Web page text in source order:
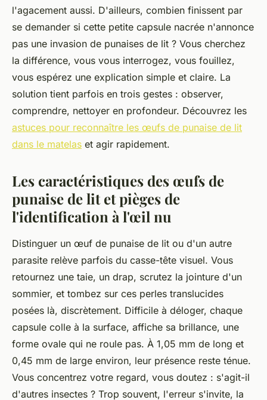
l'agacement aussi. D'ailleurs, combien finissent par
se demander si cette petite capsule nacrée n'annonce
pas une invasion de punaises de lit ? Vous cherchez
la différence, vous vous interrogez, vous fouillez,
vous espérez une explication simple et claire. La
solution tient parfois en trois gestes : observer,
comprendre, nettoyer en profondeur. Découvrez les
astuces pour reconnaître les œufs de punaise de lit
dans le matelas et agir rapidement.
Les caractéristiques des œufs de
punaise de lit et pièges de
l'identification à l'œil nu
Distinguer un œuf de punaise de lit ou d'un autre
parasite relève parfois du casse-tête visuel. Vous
retournez une taie, un drap, scrutez la jointure d'un
sommier, et tombez sur ces perles translucides
posées là, discrètement. Difficile à déloger, chaque
capsule colle à la surface, affiche sa brillance, une
forme ovale qui ne roule pas. À 1,05 mm de long et
0,45 mm de large environ, leur présence reste ténue.
Vous concentrez votre regard, vous doutez : s'agit-il
d'autres insectes ? Trop souvent, l'erreur s'invite, la